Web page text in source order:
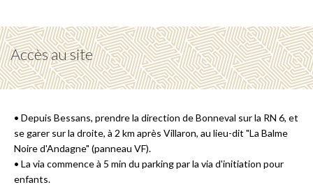
Accès au site
• Depuis Bessans, prendre la direction de Bonneval sur la RN 6, et
se garer sur la droite, à 2 km après Villaron, au lieu-dit "La Balme
Noire d'Andagne" (panneau VF).
• La via commence à 5 min du parking par la via d'initiation pour
enfants.